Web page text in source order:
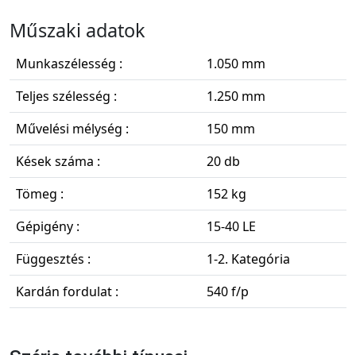
Műszaki adatok
Munkaszélesség :
1.050 mm
Teljes szélesség :
1.250 mm
Művelési mélység :
150 mm
Kések száma :
20 db
Tömeg :
152 kg
Gépigény :
15-40 LE
Függesztés :
1-2. Kategória
Kardán fordulat :
540 f/p